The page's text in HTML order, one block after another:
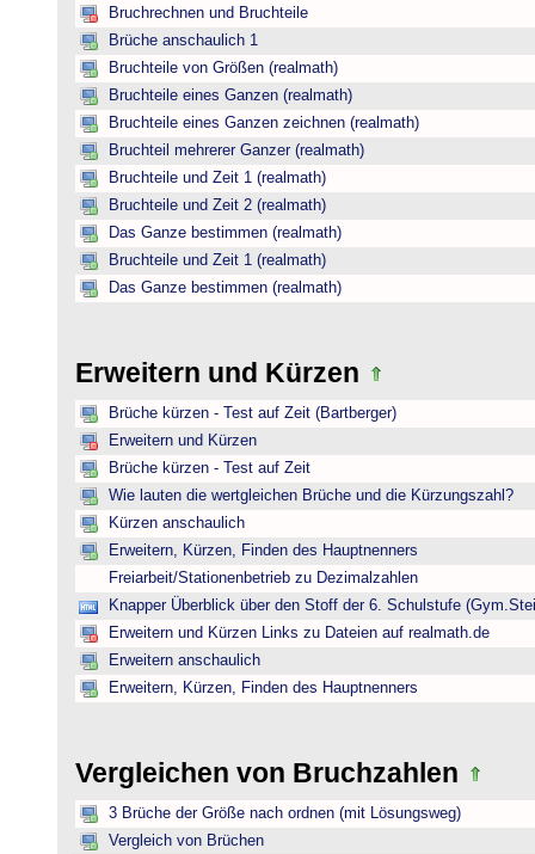
Bruchrechnen und Bruchteile
Brüche anschaulich 1
Bruchteile von Größen (realmath)
Bruchteile eines Ganzen (realmath)
Bruchteile eines Ganzen zeichnen (realmath)
Bruchteil mehrerer Ganzer (realmath)
Bruchteile und Zeit 1 (realmath)
Bruchteile und Zeit 2 (realmath)
Das Ganze bestimmen (realmath)
Bruchteile und Zeit 1 (realmath)
Das Ganze bestimmen (realmath)
Erweitern und Kürzen
Brüche kürzen - Test auf Zeit (Bartberger)
Erweitern und Kürzen
Brüche kürzen - Test auf Zeit
Wie lauten die wertgleichen Brüche und die Kürzungszahl?
Kürzen anschaulich
Erweitern, Kürzen, Finden des Hauptnenners
Freiarbeit/Stationenbetrieb zu Dezimalzahlen
Knapper Überblick über den Stoff der 6. Schulstufe
Erweitern und Kürzen Links zu Dateien auf realmath.de
Erweitern anschaulich
Erweitern, Kürzen, Finden des Hauptnenners
Vergleichen von Bruchzahlen
3 Brüche der Größe nach ordnen (mit Lösungsweg)
Vergleich von Brüchen